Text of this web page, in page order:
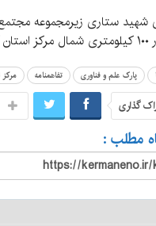
شهید ستاری زیرمجموعه
پارک علم و فناوری تفاهمنامه مرکز
گذاری
مطلب :